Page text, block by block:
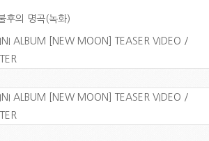
후의 명곡(녹화)
ALBUM [NEW MOON] TEASER VIDEO /
ALBUM [NEW MOON] TEASER VIDEO /